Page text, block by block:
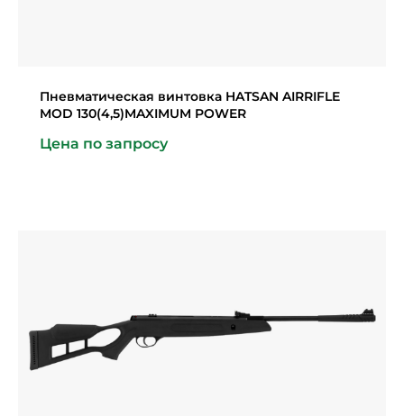
Пневматическая винтовка HATSAN AIRRIFLE
MOD 130(4,5)MAXIMUM POWER
Цена по запросу